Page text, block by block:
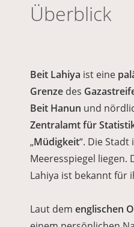
Überblick
Beit Lahiya ist eine
Grenze des
Beit Hanun und
Zentralamt für
„Müdigkeit“. Die Stadt
Meeresspiegel liegen.
Lahiya ist bekannt für
Laut dem englischen